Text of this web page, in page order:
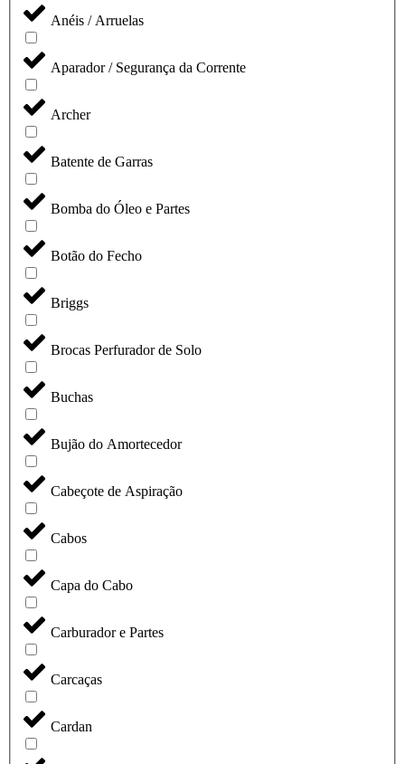
Anéis / Arruelas
Aparador / Segurança da Corrente
Archer
Batente de Garras
Bomba do Óleo e Partes
Botão do Fecho
Briggs
Brocas Perfurador de Solo
Buchas
Bujão do Amortecedor
Cabeçote de Aspiração
Cabos
Capa do Cabo
Carburador e Partes
Carcaças
Cardan